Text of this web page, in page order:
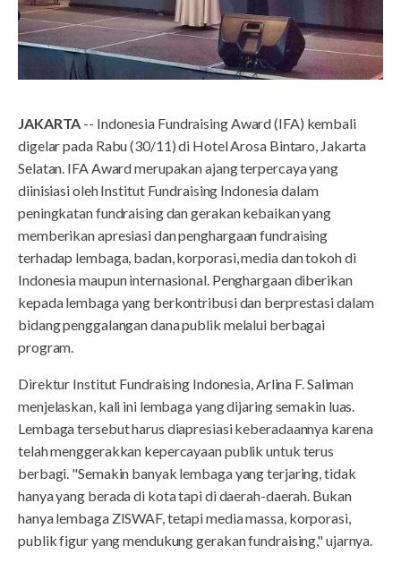
JAKARTA -- Indonesia Fundraising Award (IFA) kembali
digelar pada Rabu (30/11) di Hotel Arosa Bintaro, Jakarta
Selatan. IFA Award merupakan ajang terpercaya yang
diinisiasi oleh Institut Fundraising Indonesia dalam
peningkatan fundraising dan gerakan kebaikan yang
memberikan apresiasi dan penghargaan fundraising
terhadap lembaga, badan, korporasi, media dan tokoh di
Indonesia maupun internasional. Penghargaan diberikan
kepada lembaga yang berkontribusi dan berprestasi dalam
bidang penggalangan dana publik melalui berbagai
program.
Direktur Institut Fundraising Indonesia, Arlina F. Saliman
menjelaskan, kali ini lembaga yang dijaring semakin luas.
Lembaga tersebut harus diapresiasi keberadaannya karena
telah menggerakkan kepercayaan publik untuk terus
berbagi. "Semakin banyak lembaga yang terjaring, tidak
hanya yang berada di kota tapi di daerah-daerah. Bukan
hanya lembaga ZISWAF, tetapi media massa, korporasi,
publik figur yang mendukung gerakan fundraising," ujarnya.